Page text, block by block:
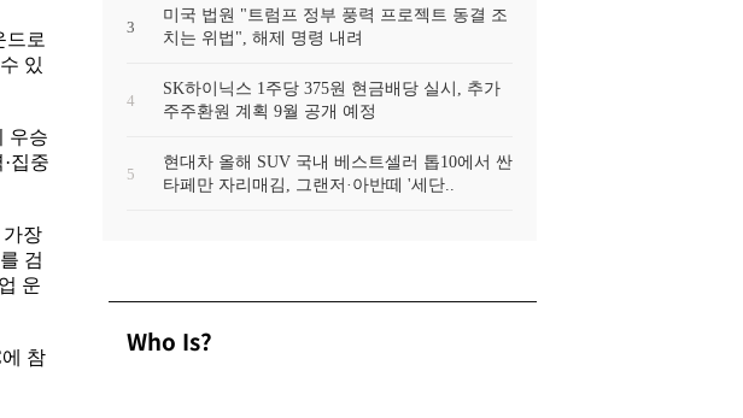
드로
있
우승
집중
가장
검
운
참
3
미국 법원 "트럼프 정부 풍력 프로젝트 동결 조
치는 위법", 해제 명령 내려
4
SK하이닉스 1주당 375원 현금배당 실시, 추가
주주환원 계획 9월 공개 예정
5
현대차 올해 SUV 국내 베스트셀러 톱10에서 싼
타페만 자리매김, 그랜저·아반떼 '세단..
Who Is?